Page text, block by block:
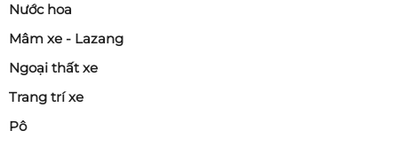
Nước hoa
Mâm xe - Lazang
Ngoại thất xe
Trang trí xe
Pô